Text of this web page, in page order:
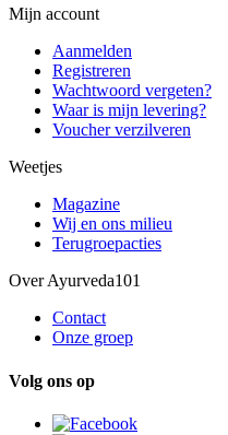
Mijn account
Aanmelden
Registreren
Wachtwoord vergeten?
Waar is mijn levering?
Voucher verzilveren
Weetjes
Magazine
Wij en ons milieu
Terugroepacties
Over Ayurveda101
Contact
Onze groep
Volg ons op